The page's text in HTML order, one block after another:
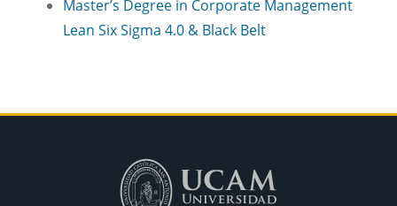
Master’s Degree in Corporate Management
Lean Six Sigma 4.0 & Black Belt